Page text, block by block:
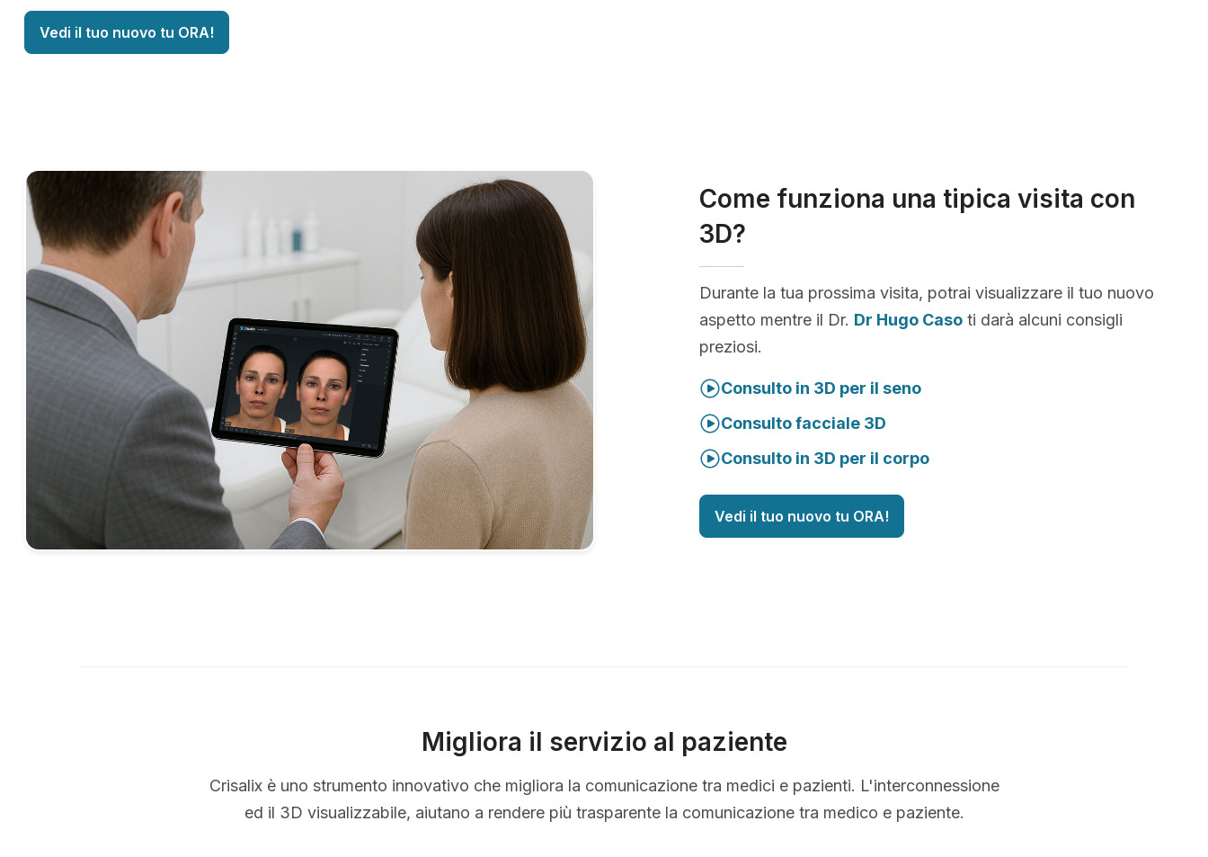
Vedi il tuo nuovo tu ORA!
Come funziona una tipica visita con
3D?
Durante la tua prossima visita, potrai visualizzare il tuo nuovo
aspetto mentre il Dr. Dr Hugo Caso ti darà alcuni consigli
preziosi.
Consulto in 3D per il seno
Consulto facciale 3D
Consulto in 3D per il corpo
Vedi il tuo nuovo tu ORA!
Migliora il servizio al paziente
Crisalix è uno strumento innovativo che migliora la comunicazione tra medici e pazienti. L'interconnessione
ed il 3D visualizzabile, aiutano a rendere più trasparente la comunicazione tra medico e paziente.